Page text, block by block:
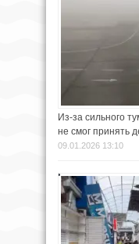
Из-за сильного
не смог принять
09.01.2026 13:10